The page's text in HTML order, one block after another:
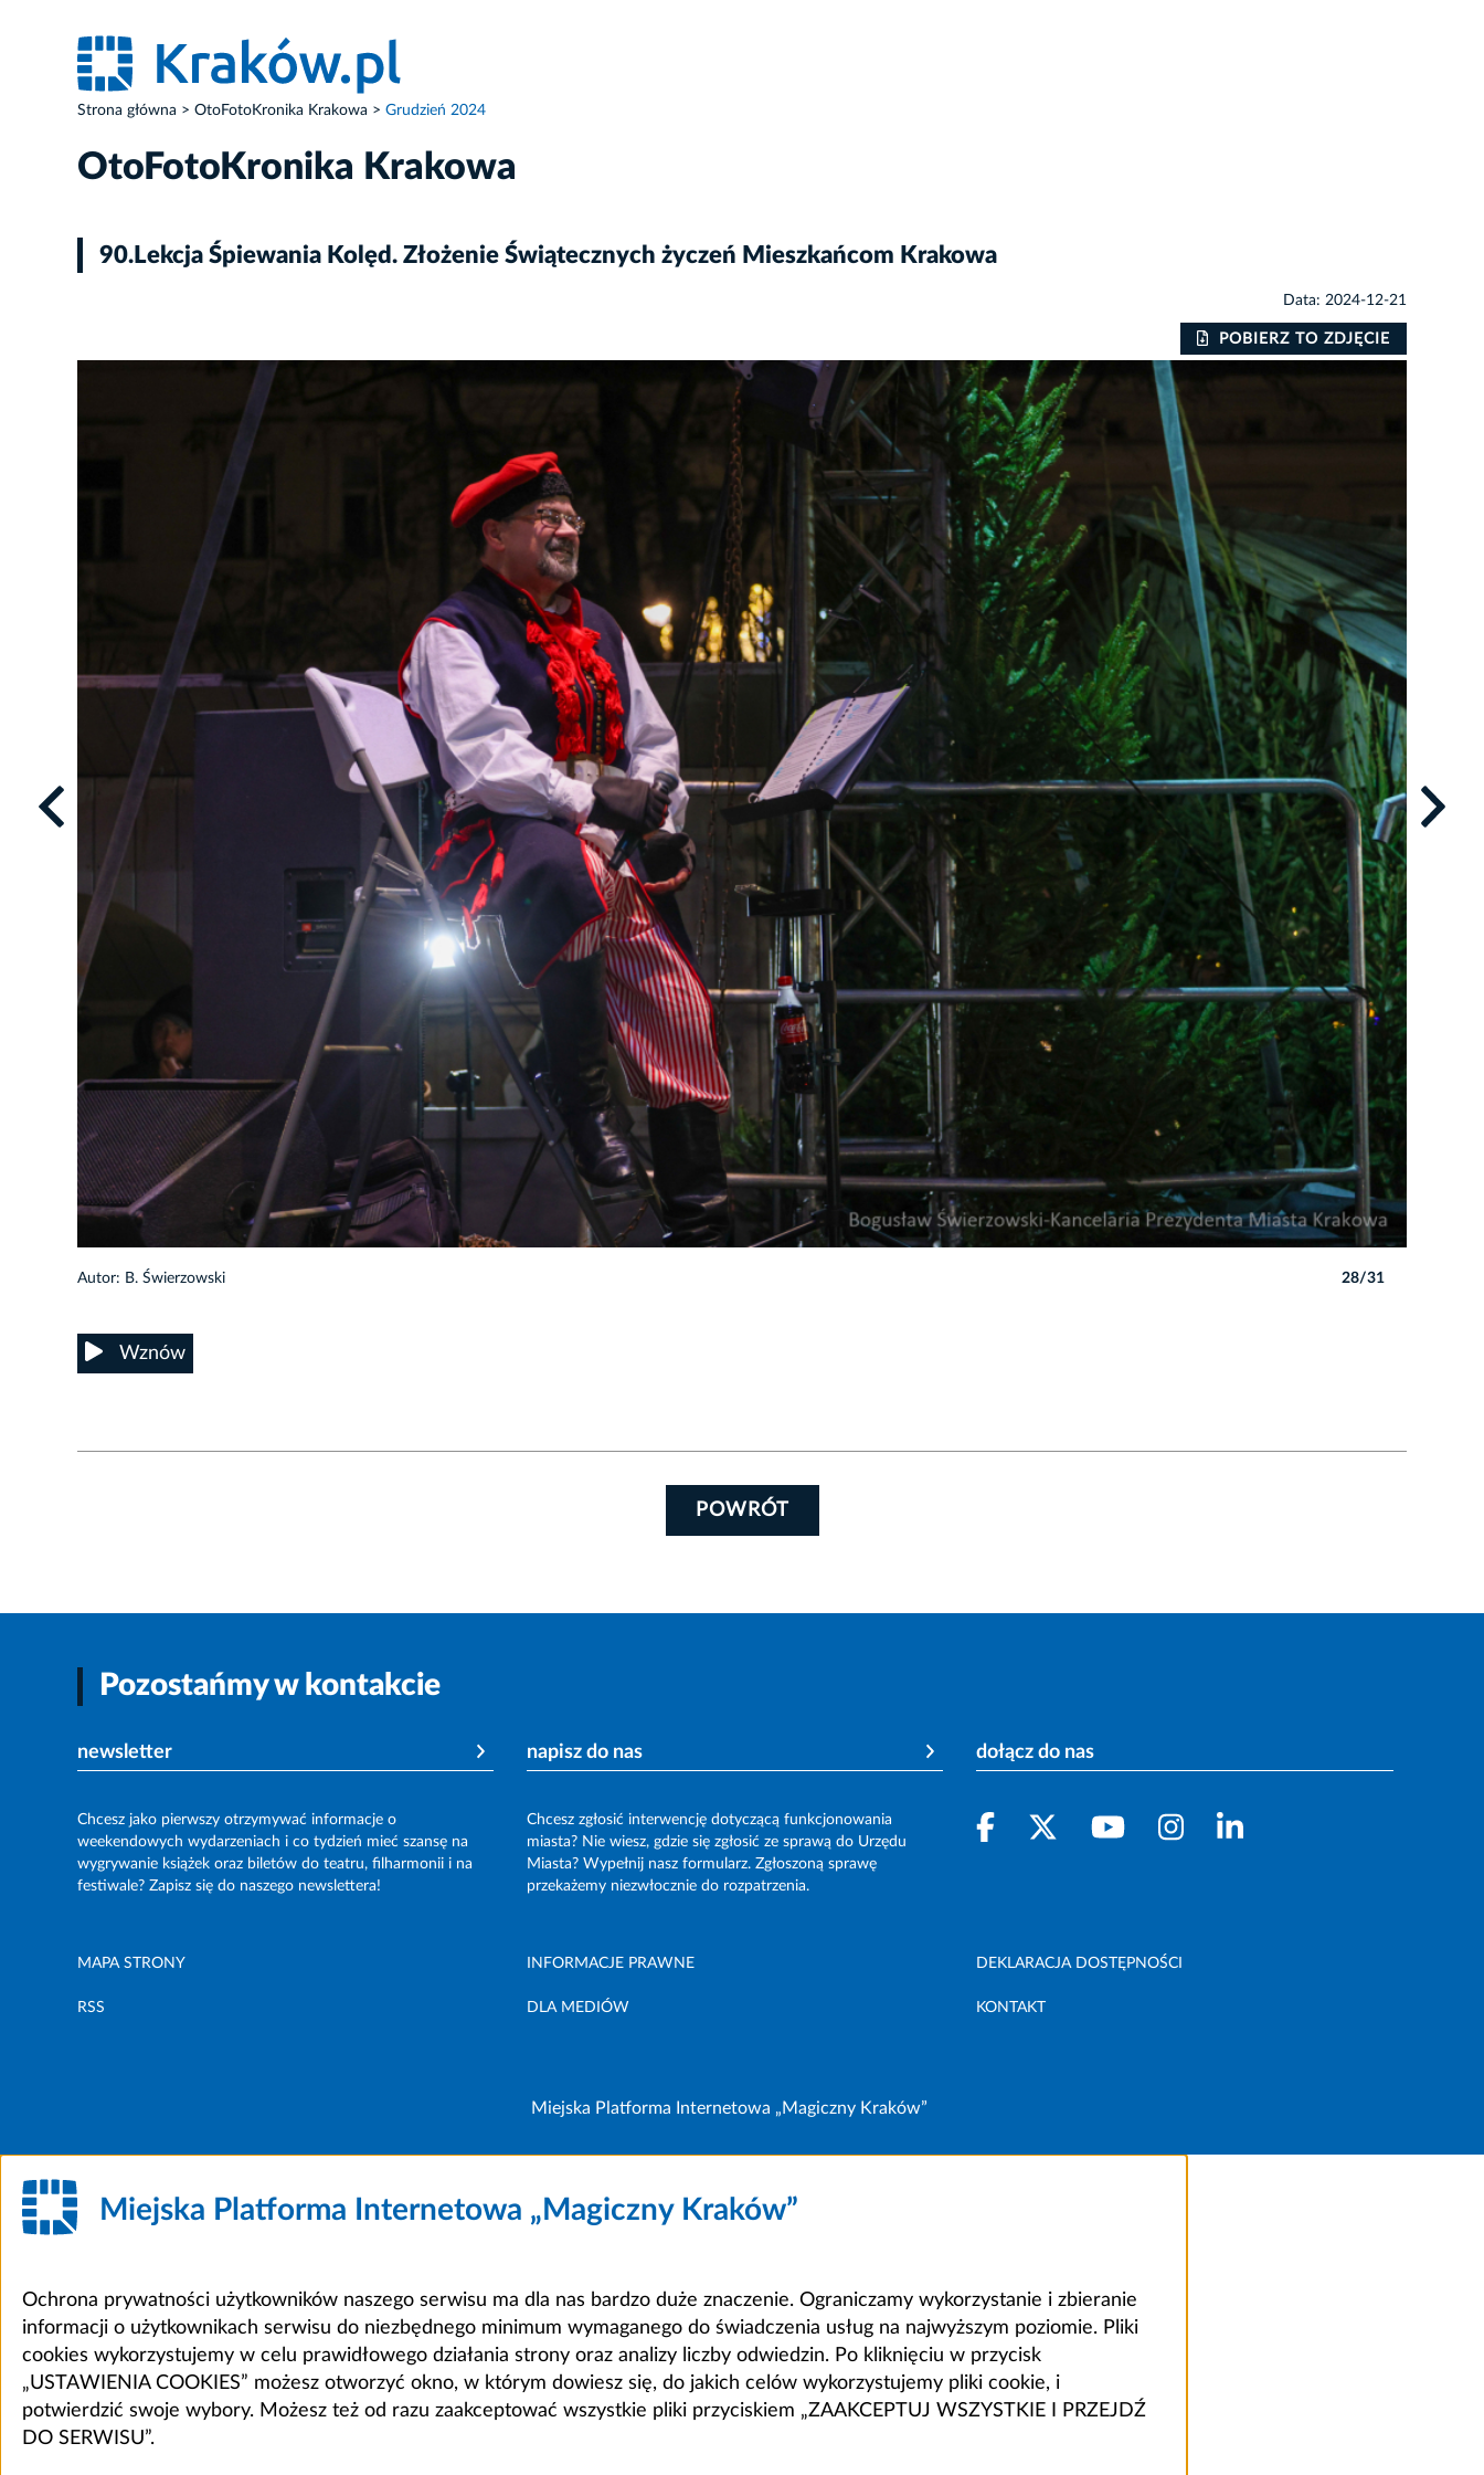
Strona główna OtoFotoKronika Krakowa Grudzień 2024
OtoFotoKronika Krakowa
90.Lekcja Śpiewania Kolęd. Złożenie Świątecznych życzeń Mieszkańcom Krakowa
Data: 2024-12-21
POBIERZ TO ZDJĘCIE
Autor: B. Świerzowski 28/31
Wznów
POWRÓT
Pozostańmy w kontakcie
newsletter
Chcesz jako pierwszy otrzymywać informacje o
weekendowych wydarzeniach i co tydzień mieć szansę na
wygrywanie książek oraz biletów do teatru, filharmonii i na
festiwale? Zapisz się do naszego newslettera!
napisz do nas
Chcesz zgłosić interwencję dotyczącą funkcjonowania
miasta? Nie wiesz, gdzie się zgłosić ze sprawą do Urzędu
Miasta? Wypełnij nasz formularz. Zgłoszoną sprawę
przekażemy niezwłocznie do rozpatrzenia.
dołącz do nas
MAPA STRONY INFORMACJE PRAWNE DEKLARACJA DOSTĘPNOŚCI
RSS DLA MEDIÓW KONTAKT
Miejska Platforma Internetowa „Magiczny Kraków”
Miejska Platforma Internetowa „Magiczny Kraków”
Ochrona prywatności użytkowników naszego serwisu ma dla nas bardzo duże znaczenie. Ograniczamy wykorzystanie i zbieranie
informacji o użytkownikach serwisu do niezbędnego minimum wymaganego do świadczenia usług na najwyższym poziomie. Pliki
cookies wykorzystujemy w celu prawidłowego działania strony oraz analizy liczby odwiedzin. Po kliknięciu w przycisk
„USTAWIENIA COOKIES” możesz otworzyć okno, w którym dowiesz się, do jakich celów wykorzystujemy pliki cookie, i
potwierdzić swoje wybory. Możesz też od razu zaakceptować wszystkie pliki przyciskiem „ZAAKCEPTUJ WSZYSTKIE I PRZEJDŹ
DO SERWISU”.